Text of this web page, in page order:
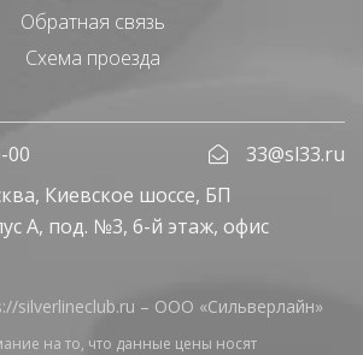
Обратная связь
Схема проезда
00
33@sl33.ru
, Киевское шоссе, БП
А, под. №3, 6-й этаж, офис
silverlineclub.ru – ООО «Сильверлайн»
на то, что данные цены носят